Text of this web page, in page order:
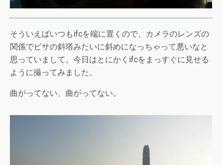
そういえばいつもifcを端に置くので、カメラのレンズの
関係でピサの斜塔みたいに斜めになっちゃって悪いなと
思っていまして。今日はとにかくifcをまっすぐに見せる
ように撮ってみました。
曲がってない、曲がってない。